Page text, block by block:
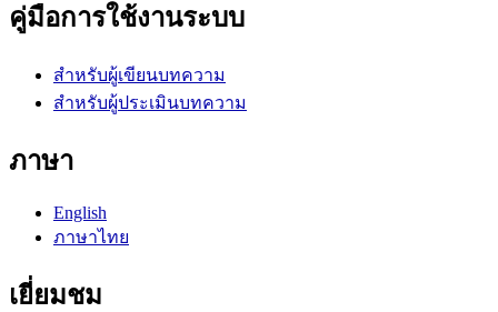
คู่มือการใช้งานระบบ
สำหรับผู้เขียนบทความ
สำหรับผู้ประเมินบทความ
ภาษา
English
ภาษาไทย
เยี่ยมชม